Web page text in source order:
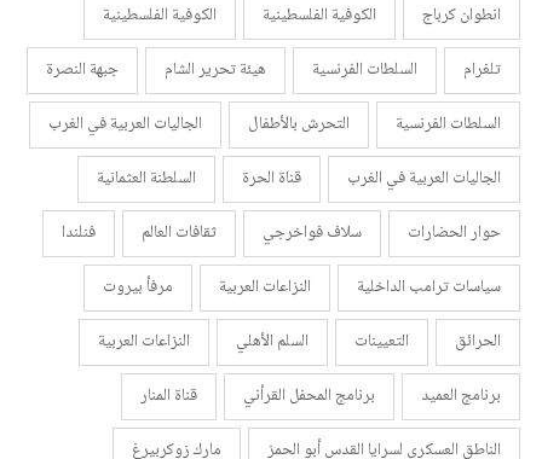
انطوان كرباج
الكوفية الفلسطينية
الكوفية الفلسطينية
تلغرام
السلطات الفرنسية هيئة تحرير الشام
جبهة النصرة
السلطات الفرنسية
التحرش بالأطفال
الجاليات العربية في الغرب
الجاليات العربية في الغرب
قناة الحرة
السلطنة العثمانية
حوار الحضارات
سلاف فواخرجي ثقافات العالم
فنلندا
سياسات ترامب الداخلية
النزاعات العربية
مرفأ بيروت
الحرائق
التعيينات السلم الأهلي
النزاعات العربية
برنامج العميد
برنامج المحفل القرأني
قناة المنار
الناطق العسكري لسرايا القدس أبو الحمز
مارك زوكربيرغ